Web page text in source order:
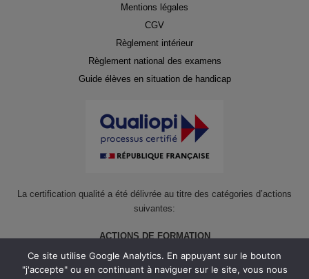
Mentions légales
CGV
Règlement intérieur
Règlement national des examens
Guide élèves en situation de handicap
La certification qualité a été délivrée au titre des catégories d’actions
suivantes:
ACTIONS DE FORMATION
ACTIONS DE FORMATION PAR APPRENTISSAGE
Ce site utilise Google Analytics. En appuyant sur le bouton
"j'accepte" ou en continuant à naviguer sur le site, vous nous